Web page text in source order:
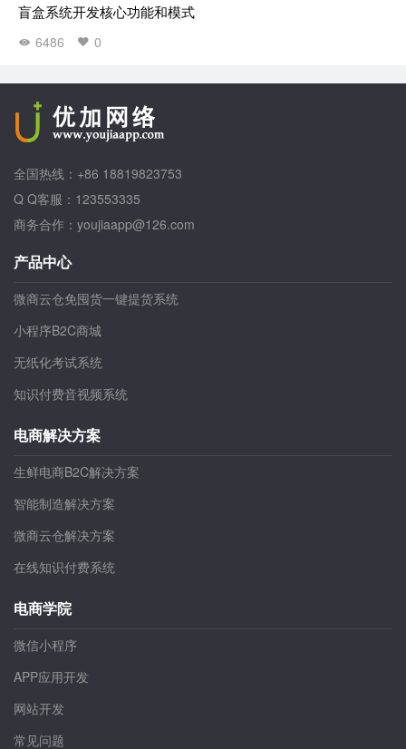
盲盒系统开发核心功能和模式
6486 0
全国热线：+86 18819823753
Q Q客服：123553335
商务合作：youjiaapp@126.com
产品中心
微商云仓免囤货一键提货系统
小程序B2C商城
无纸化考试系统
知识付费音视频系统
电商解决方案
生鲜电商B2C解决方案
智能制造解决方案
微商云仓解决方案
在线知识付费系统
电商学院
微信小程序
APP应用开发
网站开发
常见问题